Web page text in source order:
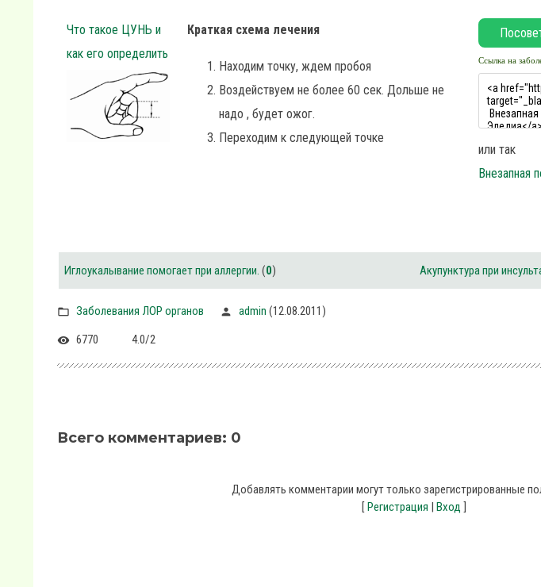
Что такое ЦУНЬ и
как его определить
Краткая схема лечения
Находим точку, ждем пробоя
Воздействуем не более 60 сек. Дольше не
надо , будет ожог.
Переходим к следующей точке
Ссылка на
или так
Внезапная
Иглоукалывание помогает при аллергии. (0) Акупунктура при
Заболевания ЛОР органов admin (12.08.2011)
6770
4.0/2
Всего комментариев: 0
Добавлять комментарии могут только зарегистрированные
[Регистрация | Вход ]